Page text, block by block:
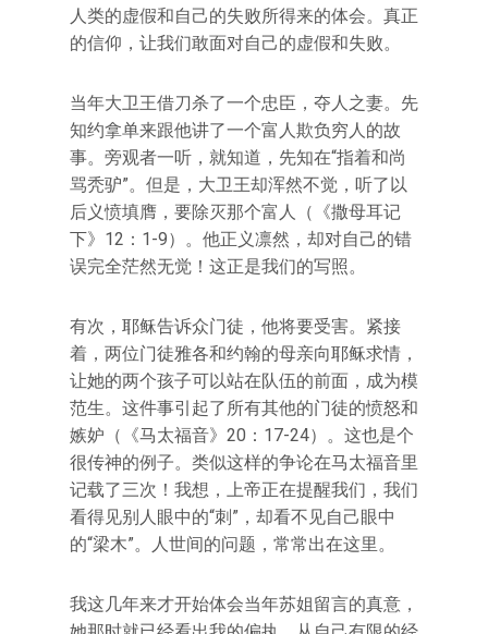
人类的虚假和自己的失败所得来的体会。真正
的信仰，让我们敢面对自己的虚假和失败。
当年大卫王借刀杀了一个忠臣，夺人之妻。先
知约拿单来跟他讲了一个富人欺负穷人的故
事。旁观者一听，就知道，先知在“指着和尚
骂秃驴”。但是，大卫王却浑然不觉，听了以
后义愤填膺，要除灭那个富人（《撒母耳记
下》12：1-9）。他正义凛然，却对自己的错
误完全茫然无觉！这正是我们的写照。
有次，耶稣告诉众门徒，他将要受害。紧接
着，两位门徒雅各和约翰的母亲向耶稣求情，
让她的两个孩子可以站在队伍的前面，成为模
范生。这件事引起了所有其他的门徒的愤怒和
嫉妒（《马太福音》20：17-24）。这也是个
很传神的例子。类似这样的争论在马太福音里
记载了三次！我想，上帝正在提醒我们，我们
看得见别人眼中的“刺”，却看不见自己眼中
的“梁木”。人世间的问题，常常出在这里。
我这几年来才开始体会当年苏姐留言的真意，